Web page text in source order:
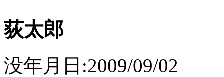
荻太郎
没年月日:2009/09/02